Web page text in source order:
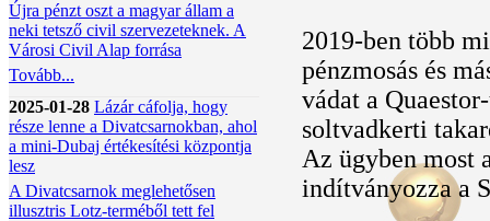
Újra pénzt oszt a magyar állam a
neki tetsző civil szervezeteknek. A
Városi Civil Alap forrása
Tovább...
2025-01-28 Lázár cáfolja, hogy
része lenne a Divatcsarnokban, ahol
a mini-Dubaj értékesítési központja
lesz
A Divatcsarnok meglehetősen
illusztris Lotz-terméből tett fel
2019-ben több
pénzmosás és
vádat a
soltvadkerti
Az ügyben most
indítványozza a